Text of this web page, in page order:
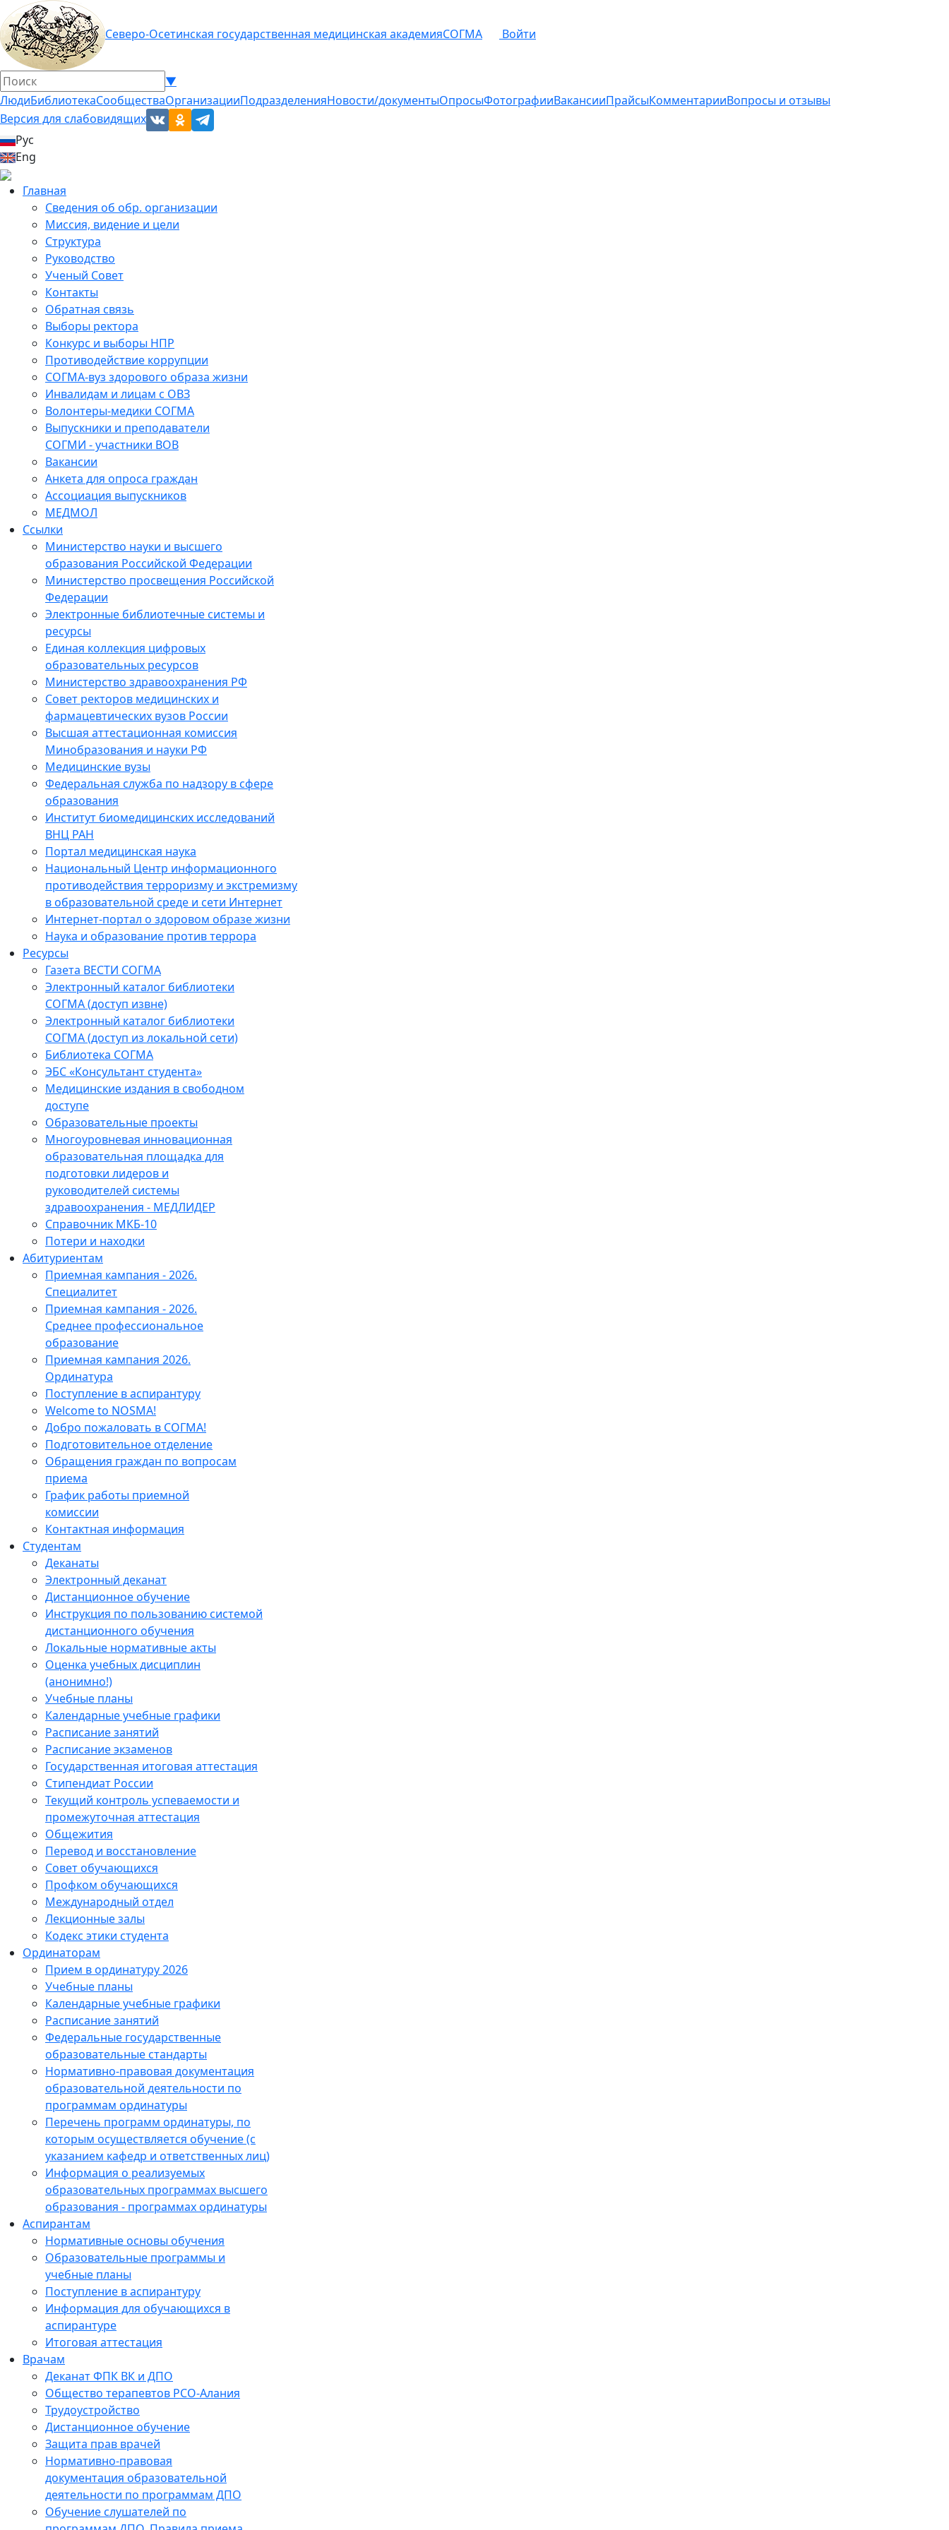
Северо-Осетинская государственная медицинская академияСОГМА Войти
▼
ЛюдиБиблиотекаСообществаОрганизацииПодразделенияНовости/документыОпросыФотографииВакансииПрайсыКомментарииВопросы и отзывы
Версия для слабовидящих
Рус
Eng
Главная
Сведения об обр. организации
Миссия, видение и цели
Структура
Руководство
Ученый Совет
Контакты
Обратная связь
Выборы ректора
Конкурс и выборы НПР
Противодействие коррупции
СОГМА-вуз здорового образа жизни
Инвалидам и лицам с ОВЗ
Волонтеры-медики СОГМА
Выпускники и преподаватели
СОГМИ - участники ВОВ
Вакансии
Анкета для опроса граждан
Ассоциация выпускников
МЕДМОЛ
Ссылки
Министерство науки и высшего
образования Российской Федерации
Министерство просвещения Российской
Федерации
Электронные библиотечные системы и
ресурсы
Единая коллекция цифровых
образовательных ресурсов
Министерство здравоохранения РФ
Совет ректоров медицинских и
фармацевтических вузов России
Высшая аттестационная комиссия
Минобразования и науки РФ
Медицинские вузы
Федеральная служба по надзору в сфере
образования
Институт биомедицинских исследований
ВНЦ РАН
Портал медицинская наука
Национальный Центр информационного
противодействия терроризму и экстремизму
в образовательной среде и сети Интернет
Интернет-портал о здоровом образе жизни
Наука и образование против террора
Ресурсы
Газета ВЕСТИ СОГМА
Электронный каталог библиотеки
СОГМА (доступ извне)
Электронный каталог библиотеки
СОГМА (доступ из локальной сети)
Библиотека СОГМА
ЭБС «Консультант студента»
Медицинские издания в свободном
доступе
Образовательные проекты
Многоуровневая инновационная
образовательная площадка для
подготовки лидеров и
руководителей системы
здравоохранения - МЕДЛИДЕР
Справочник МКБ-10
Потери и находки
Абитуриентам
Приемная кампания - 2026.
Специалитет
Приемная кампания - 2026.
Среднее профессиональное
образование
Приемная кампания 2026.
Ординатура
Поступление в аспирантуру
Welcome to NOSMA!
Добро пожаловать в СОГМА!
Подготовительное отделение
Обращения граждан по вопросам
приема
График работы приемной
комиссии
Контактная информация
Студентам
Деканаты
Электронный деканат
Дистанционное обучение
Инструкция по пользованию системой
дистанционного обучения
Локальные нормативные акты
Оценка учебных дисциплин
(анонимно!)
Учебные планы
Календарные учебные графики
Расписание занятий
Расписание экзаменов
Государственная итоговая аттестация
Стипендиат России
Текущий контроль успеваемости и
промежуточная аттестация
Общежития
Перевод и восстановление
Совет обучающихся
Профком обучающихся
Международный отдел
Лекционные залы
Кодекс этики студента
Ординаторам
Прием в ординатуру 2026
Учебные планы
Календарные учебные графики
Расписание занятий
Федеральные государственные
образовательные стандарты
Нормативно-правовая документация
образовательной деятельности по
программам ординатуры
Перечень программ ординатуры, по
которым осуществляется обучение (с
указанием кафедр и ответственных лиц)
Информация о реализуемых
образовательных программах высшего
образования - программах ординатуры
Аспирантам
Нормативные основы обучения
Образовательные программы и
учебные планы
Поступление в аспирантуру
Информация для обучающихся в
аспирантуре
Итоговая аттестация
Врачам
Деканат ФПК ВК и ДПО
Общество терапевтов РСО-Алания
Трудоустройство
Дистанционное обучение
Защита прав врачей
Нормативно-правовая
документация образовательной
деятельности по программам ДПО
Обучение слушателей по